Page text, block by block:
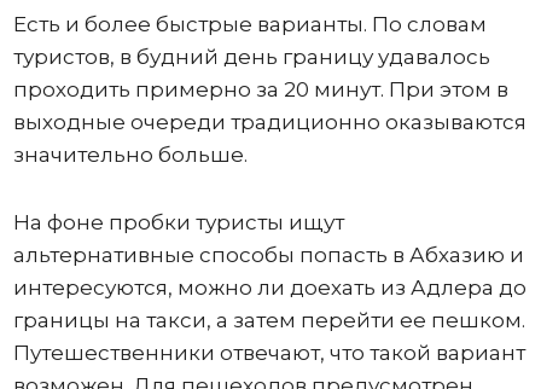
Есть и более быстрые варианты. По словам
туристов, в будний день границу удавалось
проходить примерно за 20 минут. При этом в
выходные очереди традиционно оказываются
значительно больше.
На фоне пробки туристы ищут
альтернативные способы попасть в Абхазию и
интересуются, можно ли доехать из Адлера до
границы на такси, а затем перейти ее пешком.
Путешественники отвечают, что такой вариант